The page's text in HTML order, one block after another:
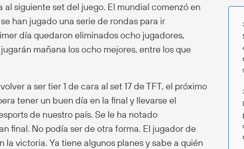
al siguiente set del juego. El mundial comenzó en
han jugado una serie de rondas para ir
día quedaron eliminados ocho jugadores,
mañana los ocho mejores, entre los que
a ser tier 1 de cara al set 17 de TFT, el próximo
tener un buen día en la final y llevarse el
de nuestro país. Se le ha notado
final. No podía ser de otra forma. El jugador de
la victoria. Ya tiene algunos planes y sabe a quién